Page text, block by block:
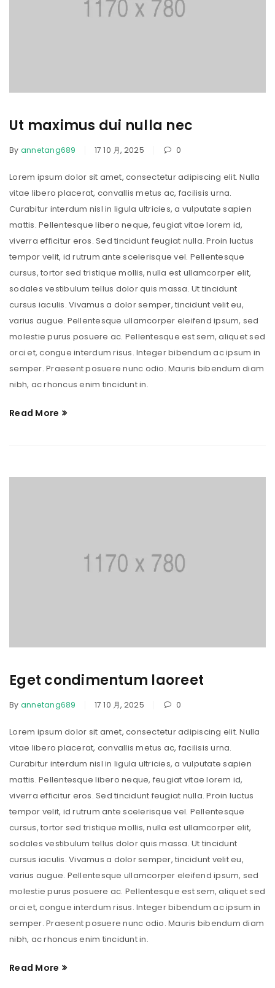
Ut maximus dui nulla nec
By annetang689 17 10 月, 2025 0
Lorem ipsum dolor sit amet, consectetur adipiscing elit. Nulla
vitae libero placerat, convallis metus ac, facilisis urna.
Curabitur interdum nisl in ligula ultricies, a vulputate sapien
mattis. Pellentesque libero neque, feugiat vitae lorem id,
viverra efficitur eros. Sed tincidunt feugiat nulla. Proin luctus
tempor velit, id rutrum ante scelerisque vel. Pellentesque
cursus, tortor sed tristique mollis, nulla est ullamcorper elit,
sodales vestibulum tellus dolor quis massa. Ut tincidunt
cursus iaculis. Vivamus a dolor semper, tincidunt velit eu,
varius augue. Pellentesque ullamcorper eleifend ipsum, sed
molestie purus posuere ac. Pellentesque est sem, aliquet sed
orci et, congue interdum risus. Integer bibendum ac ipsum in
semper. Praesent posuere nunc odio. Mauris bibendum diam
nibh, ac rhoncus enim tincidunt in.
Read More
Eget condimentum laoreet
By annetang689 17 10 月, 2025 0
Lorem ipsum dolor sit amet, consectetur adipiscing elit. Nulla
vitae libero placerat, convallis metus ac, facilisis urna.
Curabitur interdum nisl in ligula ultricies, a vulputate sapien
mattis. Pellentesque libero neque, feugiat vitae lorem id,
viverra efficitur eros. Sed tincidunt feugiat nulla. Proin luctus
tempor velit, id rutrum ante scelerisque vel. Pellentesque
cursus, tortor sed tristique mollis, nulla est ullamcorper elit,
sodales vestibulum tellus dolor quis massa. Ut tincidunt
cursus iaculis. Vivamus a dolor semper, tincidunt velit eu,
varius augue. Pellentesque ullamcorper eleifend ipsum, sed
molestie purus posuere ac. Pellentesque est sem, aliquet sed
orci et, congue interdum risus. Integer bibendum ac ipsum in
semper. Praesent posuere nunc odio. Mauris bibendum diam
nibh, ac rhoncus enim tincidunt in.
Read More